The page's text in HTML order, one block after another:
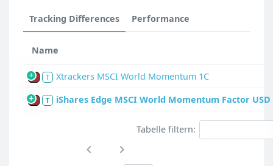
Tracking Differences
Performance
Name
P T Xtrackers MSCI World Momentum 1C
P T iShares Edge MSCI World Momentum Factor USD
Tabelle filtern: